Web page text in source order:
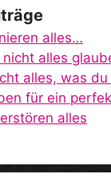
alles…
nicht alles
alles, was
für ein
alles